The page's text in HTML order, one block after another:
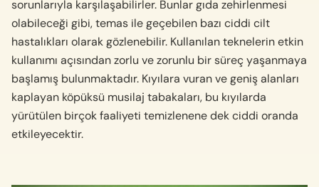
sorunlarıyla karşılaşabilirler. Bunlar gıda zehirlenmesi
olabileceği gibi, temas ile geçebilen bazı ciddi cilt
hastalıkları olarak gözlenebilir. Kullanılan teknelerin etkin
kullanımı açısından zorlu ve zorunlu bir süreç yaşanmaya
başlamış bulunmaktadır. Kıyılara vuran ve geniş alanları
kaplayan köpüksü musilaj tabakaları, bu kıyılarda
yürütülen birçok faaliyeti temizlenene dek ciddi oranda
etkileyecektir.